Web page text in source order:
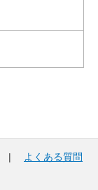
よくある質問